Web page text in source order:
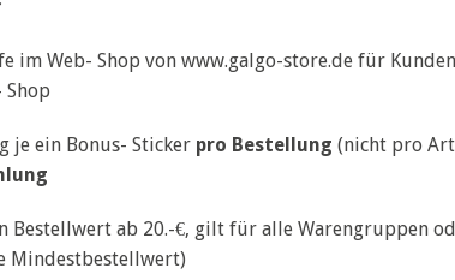
im Web- Shop von www.galgo-store.de für
Shop
je ein Bonus- Sticker pro Bestellung (nicht pro
Bestellwert ab 20.-€, gilt für alle Warengruppen
Mindestbestellwert)